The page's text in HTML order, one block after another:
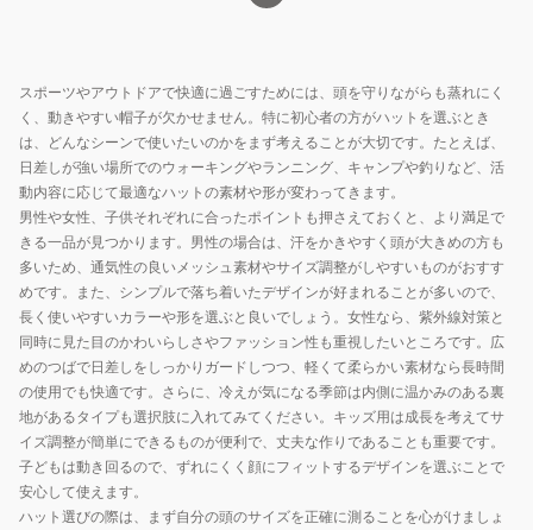
スポーツやアウトドアで快適に過ごすためには、頭を守りながらも蒸れにく
く、動きやすい帽子が欠かせません。特に初心者の方がハットを選ぶとき
は、どんなシーンで使いたいのかをまず考えることが大切です。たとえば、
日差しが強い場所でのウォーキングやランニング、キャンプや釣りなど、活
動内容に応じて最適なハットの素材や形が変わってきます。
男性や女性、子供それぞれに合ったポイントも押さえておくと、より満足で
きる一品が見つかります。男性の場合は、汗をかきやすく頭が大きめの方も
多いため、通気性の良いメッシュ素材やサイズ調整がしやすいものがおすす
めです。また、シンプルで落ち着いたデザインが好まれることが多いので、
長く使いやすいカラーや形を選ぶと良いでしょう。女性なら、紫外線対策と
同時に見た目のかわいらしさやファッション性も重視したいところです。広
めのつばで日差しをしっかりガードしつつ、軽くて柔らかい素材なら長時間
の使用でも快適です。さらに、冷えが気になる季節は内側に温かみのある裏
地があるタイプも選択肢に入れてみてください。キッズ用は成長を考えてサ
イズ調整が簡単にできるものが便利で、丈夫な作りであることも重要です。
子どもは動き回るので、ずれにくく顔にフィットするデザインを選ぶことで
安心して使えます。
ハット選びの際は、まず自分の頭のサイズを正確に測ることを心がけましょ